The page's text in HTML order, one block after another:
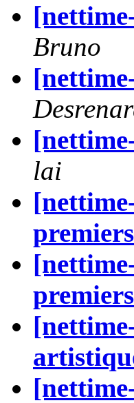
Bruno
lai